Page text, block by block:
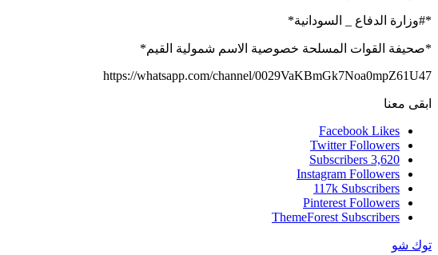
*#وزارة الدفاع _ السودانية*
*صحيفة القوات المسلحة خصوصية الاسم شمولية القيم*
https://whatsapp.com/channel/0029VaKBmGk7Noa0mpZ61U47
ابقى معنا
Facebook Likes
Twitter Followers
3,620
Subscribers
Instagram Followers
117k Subscribers
Pinterest Followers
ThemeForest Subscribers
توك شو